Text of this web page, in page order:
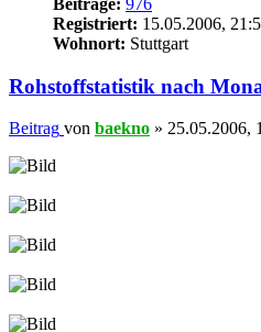
Registriert: 15.05.2006,
Wohnort: Stuttgart
Rohstoffstatistik nach
Beitrag von baekno » 25.05.2006,